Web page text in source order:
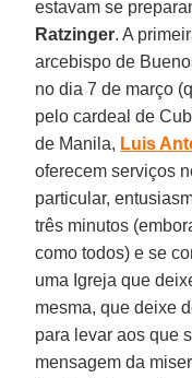
estavam se
Ratzinger. A
arcebispo de
no dia 7 de março
pelo cardeal de
de Manila, Luis
oferecem serviços
particular,
três minutos
como todos) e se
uma Igreja que
mesma, que deixe
para levar aos que
mensagem da